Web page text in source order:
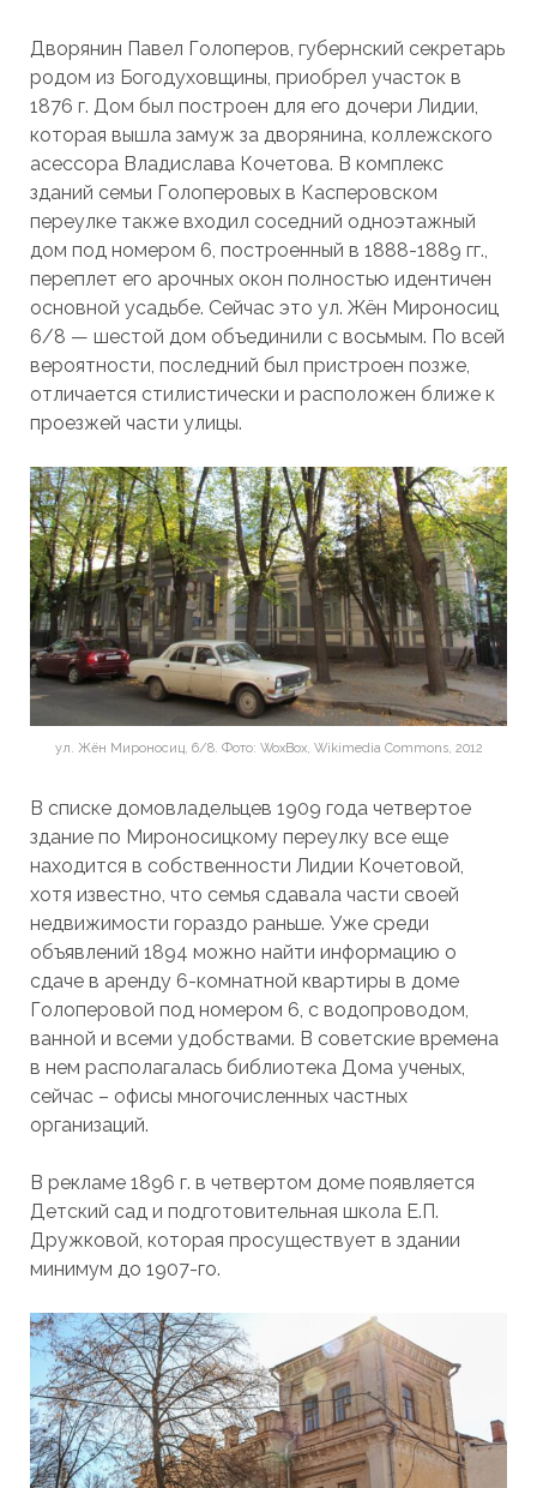
Дворянин Павел Голоперов, губернский секретарь
родом из Богодуховщины, приобрел участок в
1876 г. Дом был построен для его дочери Лидии,
которая вышла замуж за дворянина, коллежского
асессора Владислава Кочетова. В комплекс
зданий семьи Голоперовых в Касперовском
переулке также входил соседний одноэтажный
дом под номером 6, построенный в 1888-1889 гг.,
переплет его арочных окон полностью идентичен
основной усадьбе. Сейчас это ул. Жён Мироносиц
6/8 — шестой дом объединили с восьмым. По всей
вероятности, последний был пристроен позже,
отличается стилистически и расположен ближе к
проезжей части улицы.
ул. Жён Мироносиц, 6/8. Фото: WoxBox, Wikimedia Commons, 2012
В списке домовладельцев 1909 года четвертое
здание по Мироносицкому переулку все еще
находится в собственности Лидии Кочетовой,
хотя известно, что семья сдавала части своей
недвижимости гораздо раньше. Уже среди
объявлений 1894 можно найти информацию о
сдаче в аренду 6-комнатной квартиры в доме
Голоперовой под номером 6, с водопроводом,
ванной и всеми удобствами. В советские времена
в нем располагалась библиотека Дома ученых,
сейчас – офисы многочисленных частных
организаций.
В рекламе 1896 г. в четвертом доме появляется
Детский сад и подготовительная школа Е.П.
Дружковой, которая просуществует в здании
минимум до 1907-го.